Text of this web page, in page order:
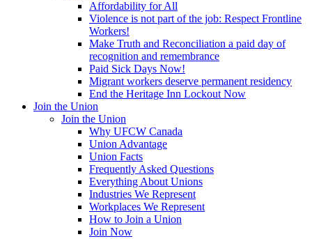
Affordability for All
Violence is not part of the job: Respect Frontline
Workers!
Make Truth and Reconciliation a paid day of
recognition and remembrance
Paid Sick Days Now!
Migrant workers deserve permanent residency
End the Heritage Inn Lockout Now
Join the Union
Join the Union
Why UFCW Canada
Union Advantage
Union Facts
Frequently Asked Questions
Everything About Unions
Industries We Represent
Workplaces We Represent
How to Join a Union
Join Now